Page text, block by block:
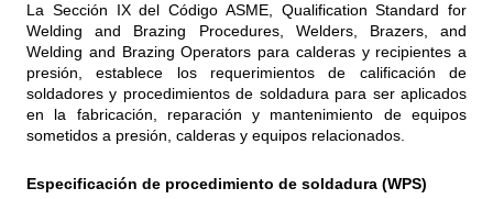
La Sección IX del Código ASME, Qualification Standard for
Welding and Brazing Procedures, Welders, Brazers, and
Welding and Brazing Operators para calderas y recipientes a
presión, establece los requerimientos de calificación de
soldadores y procedimientos de soldadura para ser aplicados
en la fabricación, reparación y mantenimiento de equipos
sometidos a presión, calderas y equipos relacionados.
Especificación de procedimiento de soldadura (WPS)